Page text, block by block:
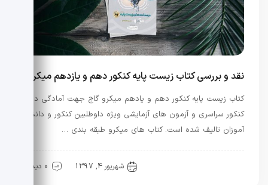
نقد و بررسی کتاب زیست پایه کنکور دهم و یازدهم میکرو
کتاب زیست پایه کنکور دهم و یادهم میکرو گاج جهت آمادگی در
کنکور سراسری و آزمون های آزمایشی ویژه داوطلبین کنکور و دانش
آموزان تالیف شده است. کتاب های میکرو طبقه بندی …
شهریور 4, 1397 0 دیدگاه